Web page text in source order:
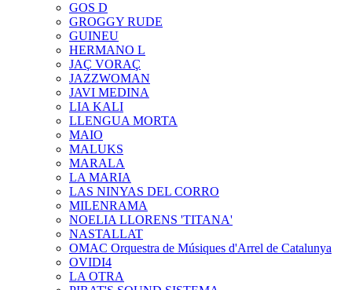
GOS D
GROGGY RUDE
GUINEU
HERMANO L
JAÇ VORAÇ
JAZZWOMAN
JAVI MEDINA
LIA KALI
LLENGUA MORTA
MAIO
MALUKS
MARALA
LA MARIA
LAS NINYAS DEL CORRO
MILENRAMA
NOELIA LLORENS 'TITANA'
NASTALLAT
OMAC Orquestra de Músiques d'Arrel de Catalunya
OVIDI4
LA OTRA